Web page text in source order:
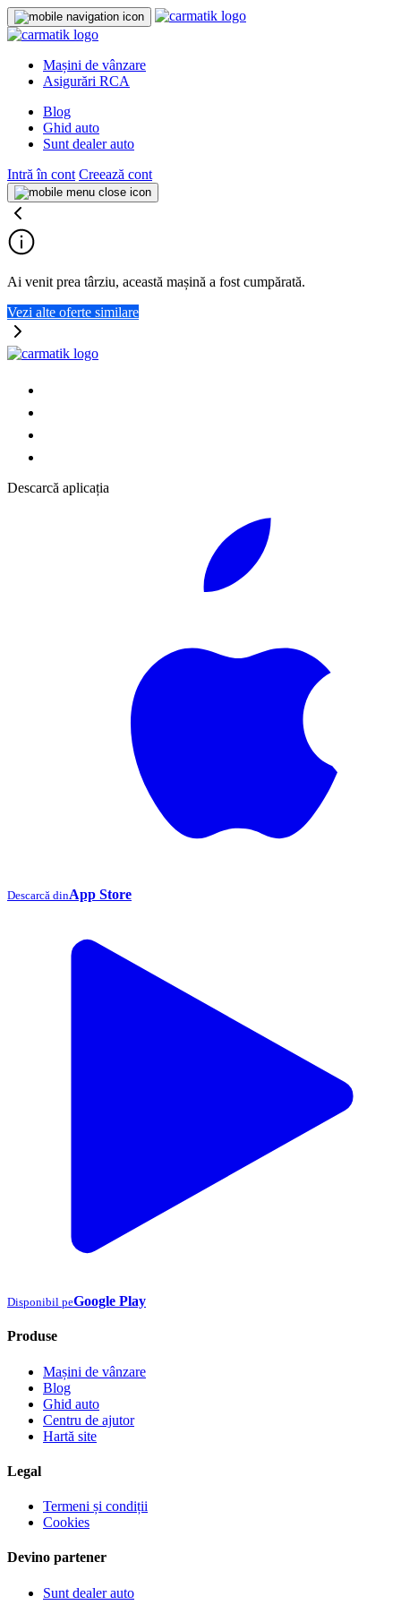
Mașini de vânzare
Asigurări RCA
Blog
Ghid auto
Sunt dealer auto
Intră în cont Creează cont
Ai venit prea târziu, această mașină a fost cumpărată.
Vezi alte oferte similare
Descarcă aplicația
Descarcă dinApp Store
Disponibil peGoogle Play
Produse
Mașini de vânzare
Blog
Ghid auto
Centru de ajutor
Hartă site
Legal
Termeni și condiții
Cookies
Devino partener
Sunt dealer auto